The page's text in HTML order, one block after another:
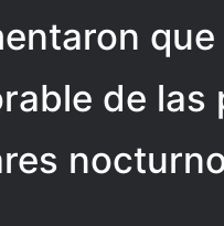
de las